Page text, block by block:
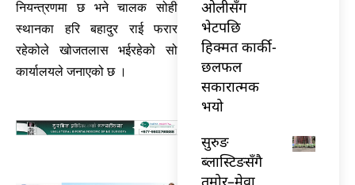
नियन्त्रणमा छ भने चालक सोही
स्थानका हरि बहादुर राई फरार
रहेकोले खोजतलास भईरहेको सो
कार्यालयले जनाएको छ ।
ओलीसँग
भेटपछि
हिक्मत कार्की-
छलफल
सकारात्मक
भयो
सुरुङ
ब्लास्टिङसँगै
तमोर–मेवा